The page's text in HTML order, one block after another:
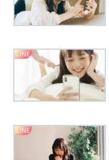
LINE
LINE